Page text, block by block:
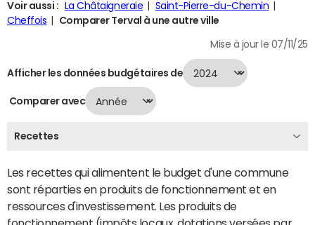
Voir aussi : La Châtaigneraie
Saint-Pierre-du-Chemin
Cheffois
Comparer Terval à une autre ville
Mise à jour le 07/11/25
Afficher les données budgétaires de
Comparer avec
Recettes
Les recettes qui alimentent le budget d'une commune
sont réparties en produits de fonctionnement et en
ressources d'investissement. Les produits de